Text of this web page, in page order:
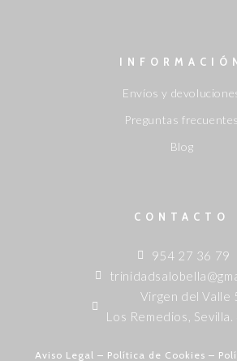
Envíos y
Preguntas frecuentes
Blog
CONTACTO
954 27 36 79
Virgen del Valle
Los Remedios,
Aviso Legal – Política de Cookies –